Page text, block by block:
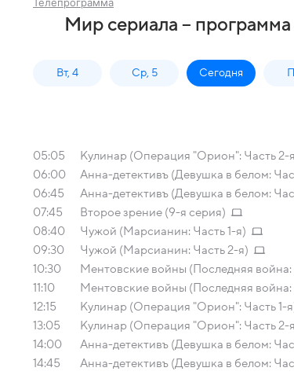
Мир сериала –
Вт, 4 Ср, 5 Сегодня
05:05
Кулинар (Операция "Орион": Часть 2-
06:00
Анна-детективъ (Девушка в белом:
06:45
Анна-детективъ (Девушка в белом:
07:45
Второе зрение (9-я серия)
08:40
Чужой (Марсианин: Часть 1-я)
09:30
Чужой (Марсианин: Часть 2-я)
10:30
Ментовские войны (Последняя война:
11:10
Ментовские войны (Последняя война:
12:15
Кулинар (Операция "Орион": Часть 1-
13:05
Кулинар (Операция "Орион": Часть 2-
14:00
Анна-детективъ (Девушка в белом:
14:45
Анна-детективъ (Девушка в белом: